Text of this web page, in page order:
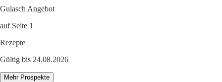
Gulasch Angebot
auf Seite 1
Rezepte
Gültig bis 24.08.2026
Mehr Prospekte